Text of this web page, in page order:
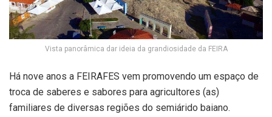
Vista panorâmica dar ideia da grandiosidade da FEIRA
Há nove anos a FEIRAFES vem promovendo um espaço de
troca de saberes e sabores para agricultores (as)
familiares de diversas regiões do semiárido baiano.